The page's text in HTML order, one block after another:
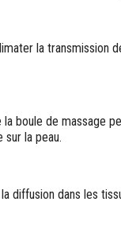
la transmission
boule de massage
sur la peau.
diffusion dans les